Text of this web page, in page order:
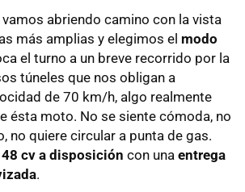
abriendo camino con la vista
más amplias y elegimos el modo
el turno a un breve recorrido por la
túneles que nos obligan a
de 70 km/h, algo realmente
ésta moto. No se siente cómoda, no
no quiere circular a punta de gas.
cv a disposición con una entrega
.